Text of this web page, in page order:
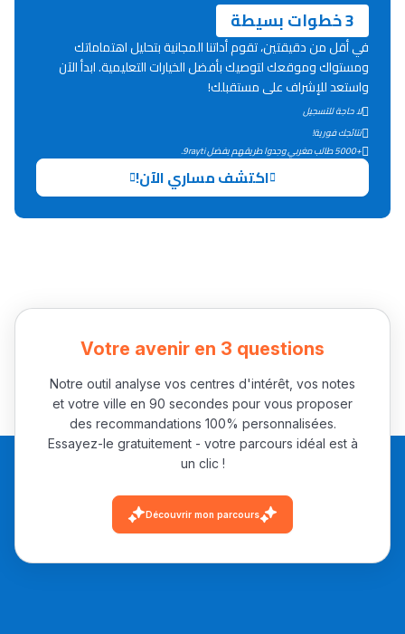
3 خطوات بسيطة
في أقل من دقيقتين، تقوم أداتنا المجانية بتحليل اهتماماتك
ومستواك وموقعك لتوصيك بأفضل الخيارات التعليمية. ابدأ الآن
واستعد للإشراف على مستقبلك!
لا حاجة للتسجيل
نتائجك فورية!
+5000 طالب مغربي وجدوا طريقهم بفضل 9rayti.
اكتشف مساري الآن!
Votre avenir en 3 questions
Notre outil analyse vos centres d'intérêt, vos notes
et votre ville en 90 secondes pour vous proposer
des recommandations 100% personnalisées.
Essayez-le gratuitement - votre parcours idéal est à
un clic !
Découvrir mon parcours